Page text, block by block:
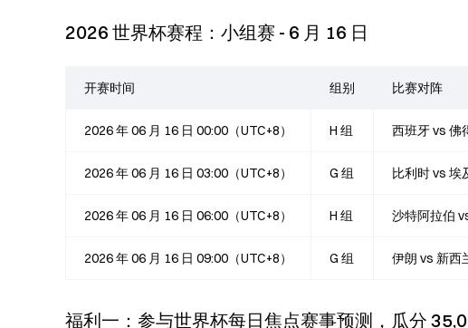
2026 世界杯赛程：小组赛 - 6 月 16 日
开赛时间 组别 比赛对阵
2026 年 06 月 16 日 00:00（UTC+8） H 组 西班牙 vs 佛
2026 年 06 月 16 日 03:00（UTC+8） G 组 比利时 vs 埃
2026 年 06 月 16 日 06:00（UTC+8） H 组 沙特阿拉伯
2026 年 06 月 16 日 09:00（UTC+8） G 组 伊朗 vs 新西
福利一：参与世界杯每日焦点赛事预测，瓜分